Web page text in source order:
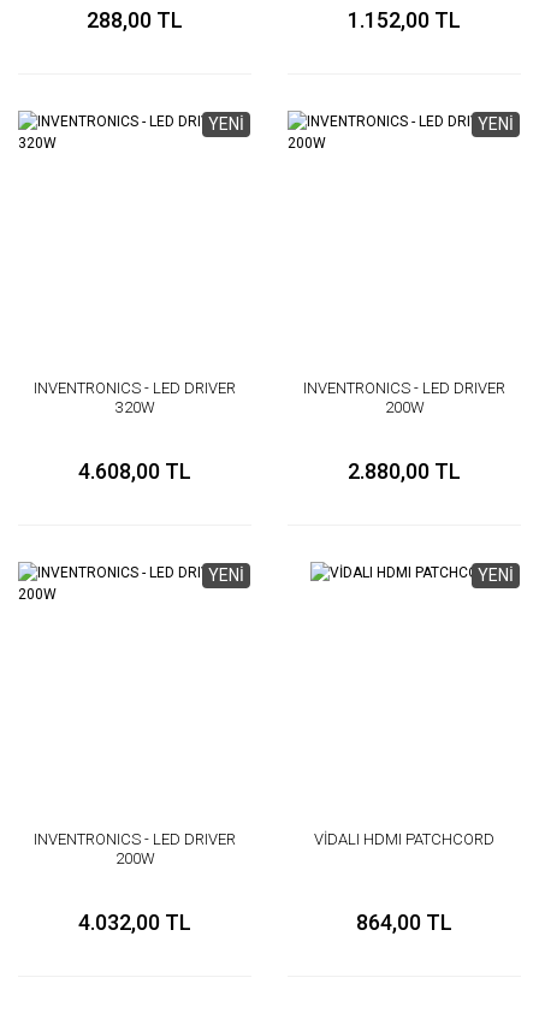
288,00 TL 1.152,00 TL
YENİ
INVENTRONICS - LED DRIVER
320W
4.608,00 TL
YENİ
INVENTRONICS - LED DRIVER
200W
2.880,00 TL
YENİ
INVENTRONICS - LED DRIVER
200W
4.032,00 TL
YENİ
VİDALI HDMI PATCHCORD
864,00 TL